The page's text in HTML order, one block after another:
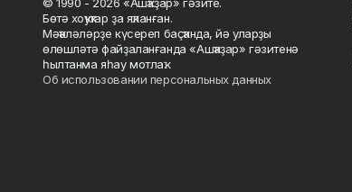
Бөтә хоҡуҡтар ҙа яҡланған.
Мәҡәләләрҙе күсереп баҫҡанда, йә уларҙы
өлөшләтә файҙаланғанда «Ашҡаҙар» гәзитенә
һылтанма яһау мотлаҡ.
Об использовании персональных данных